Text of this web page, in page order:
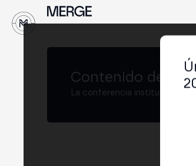
Contenido de
La conferencia institucional